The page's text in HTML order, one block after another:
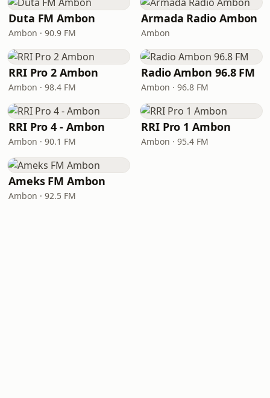
Duta FM Ambon
Ambon · 90.9 FM
Armada Radio Ambon
Ambon
RRI Pro 2 Ambon
Ambon · 98.4 FM
Radio Ambon 96.8 FM
Ambon · 96.8 FM
RRI Pro 4 - Ambon
Ambon · 90.1 FM
RRI Pro 1 Ambon
Ambon · 95.4 FM
Ameks FM Ambon
Ambon · 92.5 FM